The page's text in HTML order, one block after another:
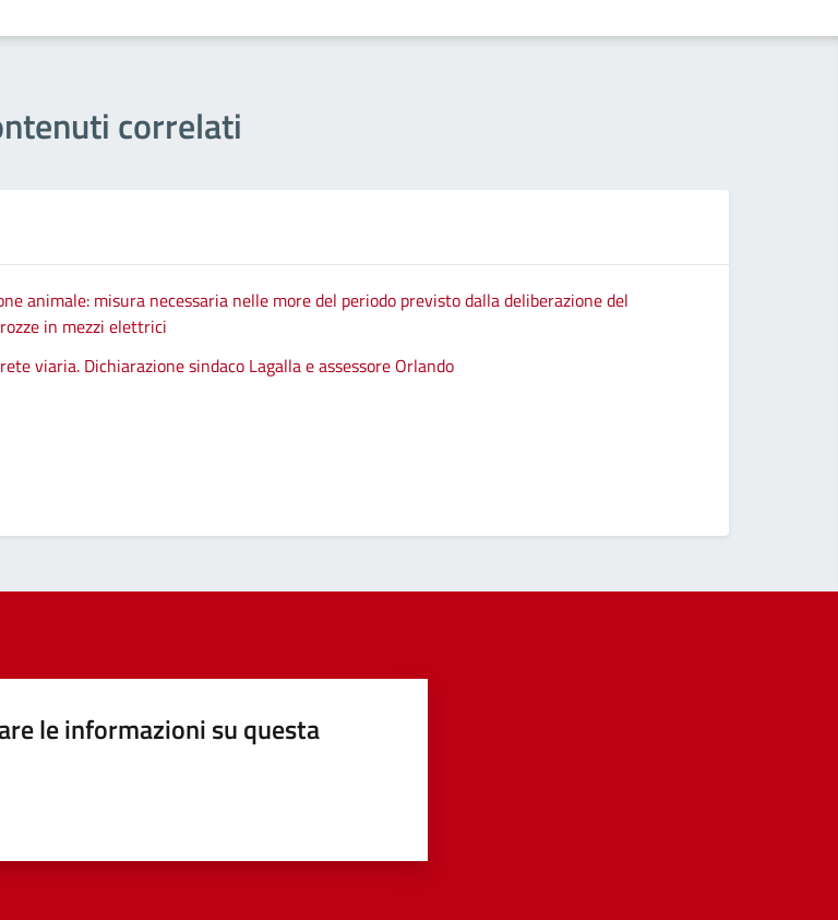
correlati
animale: misura necessaria nelle more del periodo previsto dalla deliberazione del
in mezzi elettrici
viaria. Dichiarazione sindaco Lagalla e assessore Orlando
le informazioni su questa